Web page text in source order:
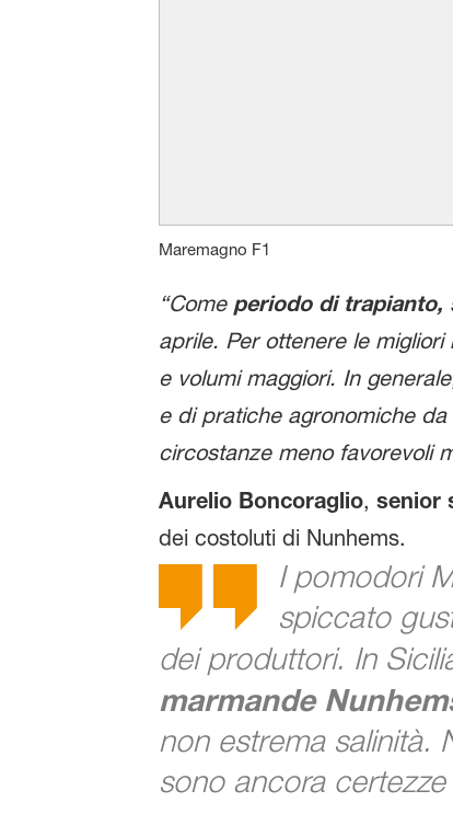
Maremagno F1
“Come periodo di trapianto,
aprile. Per ottenere le
e volumi maggiori. In
e di pratiche agronomiche da
circostanze meno favorevoli
Aurelio Boncoraglio, senior
dei costoluti di Nunhems.
I pomodori
spiccato
dei produttori. In
marmande
non estrema salinità.
sono ancora